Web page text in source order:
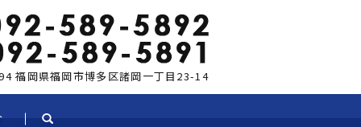
福岡県福岡市博多区諸岡一丁目23-14
search